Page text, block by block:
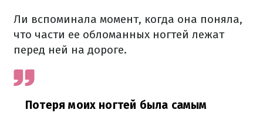
Ли вспоминала момент, когда она поняла,
что части ее обломанных ногтей лежат
перед ней на дороге.
Потеря моих ногтей была самым